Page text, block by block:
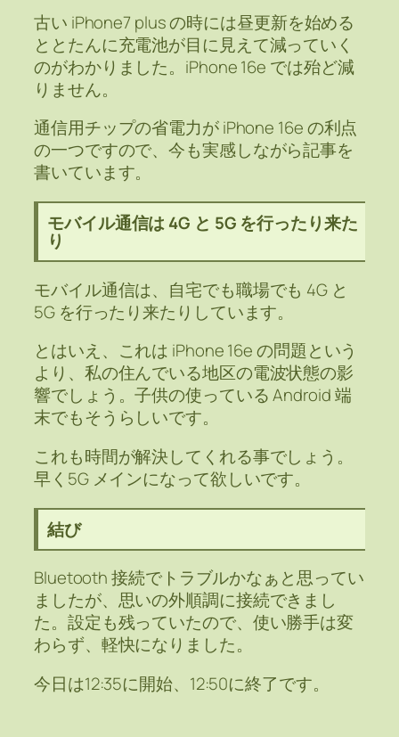
古い iPhone7 plus の時には昼更新を始める
ととたんに充電池が目に見えて減っていく
のがわかりました。iPhone 16e では殆ど減
りません。
通信用チップの省電力が iPhone 16e の利点
の一つですので、今も実感しながら記事を
書いています。
モバイル通信は 4G と 5G を行ったり来た
り
モバイル通信は、自宅でも職場でも 4G と
5G を行ったり来たりしています。
とはいえ、これは iPhone 16e の問題という
より、私の住んでいる地区の電波状態の影
響でしょう。子供の使っている Android 端
末でもそうらしいです。
これも時間が解決してくれる事でしょう。
早く5G メインになって欲しいです。
結び
Bluetooth 接続でトラブルかなぁと思ってい
ましたが、思いの外順調に接続できまし
た。設定も残っていたので、使い勝手は変
わらず、軽快になりました。
今日は12:35に開始、12:50に終了です。